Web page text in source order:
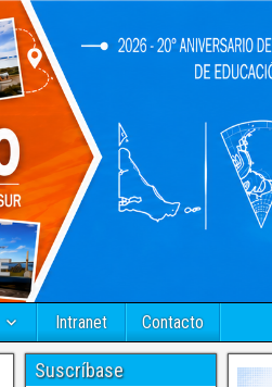
Intranet Contacto
Suscríbase